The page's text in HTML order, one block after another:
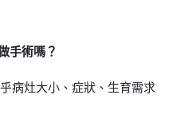
手術嗎？
病灶大小、症狀、生育需求